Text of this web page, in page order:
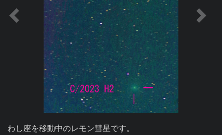
わし座を移動中のレモン彗星です。